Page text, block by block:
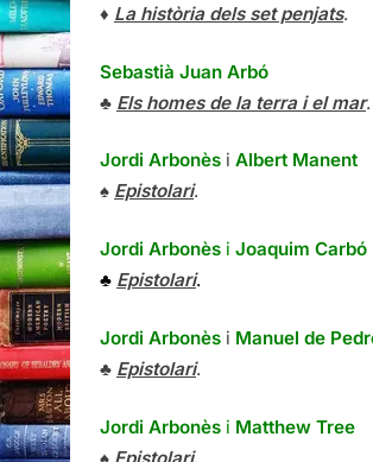
♦ La història dels set penjats.
Sebastià Juan Arbó
♣ Els homes de la terra i el mar.
Jordi Arbonès i Albert Manent
♠ Epistolari.
Jordi Arbonès i Joaquim Carbó
♣ Epistolari.
Jordi Arbonès i Manuel de
♣ Epistolari.
Jordi Arbonès i Matthew Tree